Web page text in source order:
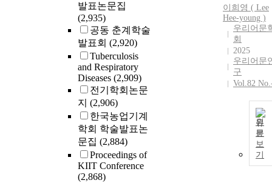
발표논문집
(2,935)
공동 춘계학술
발표회 (2,920)
Tuberculosis
and Respiratory
Diseases (2,909)
전기학회논문
지 (2,906)
한국농업기계
학회 학술발표논
문집 (2,884)
Proceedings of
KIIT Conference
(2,868)
이희영 ( Lee
Hee-young )
우리어문
회
2025
우리어문
구
Vol.82
원
문
보
기